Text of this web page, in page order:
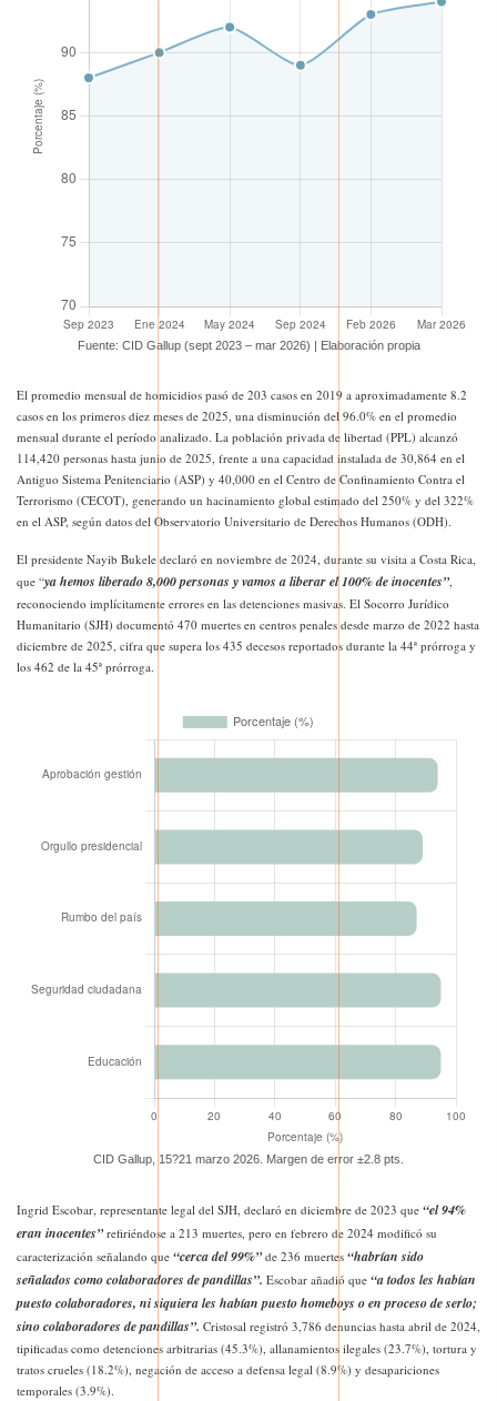
Fuente: CID Gallup (sept 2023 – mar 2026) | Elaboración propia
El promedio mensual de homicidios pasó de 203 casos en 2019 a aproximadamente 8.2
casos en los primeros diez meses de 2025, una disminución del 96.0% en el promedio
mensual durante el período analizado. La población privada de libertad (PPL) alcanzó
114,420 personas hasta junio de 2025, frente a una capacidad instalada de 30,864 en el
Antiguo Sistema Penitenciario (ASP) y 40,000 en el Centro de Confinamiento Contra el
Terrorismo (CECOT), generando un hacinamiento global estimado del 250% y del 322%
en el ASP, según datos del Observatorio Universitario de Derechos Humanos (ODH).
El presidente Nayib Bukele declaró en noviembre de 2024, durante su visita a Costa Rica,
que “ya hemos liberado 8,000 personas y vamos a liberar el 100% de inocentes”,
reconociendo implícitamente errores en las detenciones masivas. El Socorro Jurídico
Humanitario (SJH) documentó 470 muertes en centros penales desde marzo de 2022 hasta
diciembre de 2025, cifra que supera los 435 decesos reportados durante la 44ª prórroga y
los 462 de la 45ª prórroga.
CID Gallup, 15?21 marzo 2026. Margen de error ±2.8 pts.
Ingrid Escobar, representante legal del SJH, declaró en diciembre de 2023 que “el 94%
eran inocentes” refiriéndose a 213 muertes, pero en febrero de 2024 modificó su
caracterización señalando que “cerca del 99%” de 236 muertes “habrían sido
señalados como colaboradores de pandillas”. Escobar añadió que “a todos les habían
puesto colaboradores, ni siquiera les habían puesto homeboys o en proceso de serlo;
sino colaboradores de pandillas”. Cristosal registró 3,786 denuncias hasta abril de 2024,
tipificadas como detenciones arbitrarias (45.3%), allanamientos ilegales (23.7%), tortura y
tratos crueles (18.2%), negación de acceso a defensa legal (8.9%) y desapariciones
temporales (3.9%).